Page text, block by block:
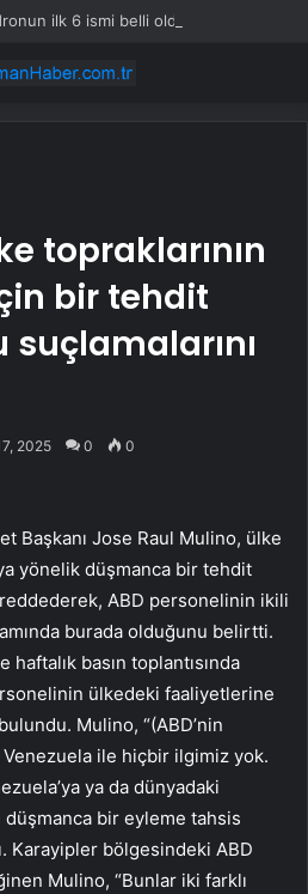
topraklarının
bir tehdit
2025 0 0
Başkanı Jose Raul Mulino, ülke
yönelik düşmanca bir tehdit
ABD personelinin ikili
burada olduğunu belirtti.
basın toplantısında
ülkedeki faaliyetlerine
Mulino, “(ABD’nin
Venezuela ile hiçbir ilgimiz yok.
ya da dünyadaki
bir eyleme tahsis
Karayipler bölgesindeki ABD
Mulino, “Bunlar iki farklı